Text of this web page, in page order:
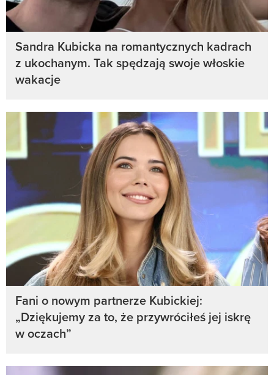
Sandra Kubicka na romantycznych kadrach
z ukochanym. Tak spędzają swoje włoskie
wakacje
Fani o nowym partnerze Kubickiej:
„Dziękujemy za to, że przywróciłeś jej iskrę
w oczach”